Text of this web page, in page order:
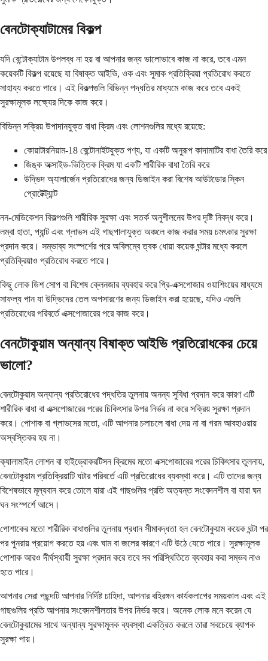
বেনটোক্যাটামের বিকল্প
যদি বেন্টোক্যাটাম উপলব্ধ না হয় বা আপনার জন্য ভালোভাবে কাজ না করে, তবে এমন
কয়েকটি বিকল্প রয়েছে যা বিষাক্ত আইভি, ওক এবং সুমাক প্রতিক্রিয়া প্রতিরোধ করতে
সাহায্য করতে পারে। এই বিকল্পগুলি বিভিন্ন পদ্ধতির মাধ্যমে কাজ করে তবে একই
সুরক্ষামূলক লক্ষ্যের দিকে কাজ করে।
বিভিন্ন সক্রিয় উপাদানযুক্ত বাধা ক্রিম এবং লোশনগুলির মধ্যে রয়েছে:
কোয়াটারনিয়াম-18 বেন্টোনাইটযুক্ত পণ্য, যা একটি অনুরূপ কাদামাটির বাধা তৈরি করে
জিঙ্ক অক্সাইড-ভিত্তিক ক্রিম যা একটি শারীরিক বাধা তৈরি করে
উদ্ভিদ অ্যালার্জেন প্রতিরোধের জন্য ডিজাইন করা বিশেষ আউটডোর স্কিন
প্রোটেক্ট্যান্ট
নন-মেডিকেশন বিকল্পগুলি শারীরিক সুরক্ষা এবং সতর্ক অনুশীলনের উপর দৃষ্টি নিবদ্ধ করে।
লম্বা হাতা, প্যান্ট এবং গ্লাভস এই গাছপালাযুক্ত অঞ্চলে কাজ করার সময় চমৎকার সুরক্ষা
প্রদান করে। সম্ভাব্য সংস্পর্শের পরে অবিলম্বে ত্বক ধোয়া কয়েক ঘন্টার মধ্যে করলে
প্রতিক্রিয়াও প্রতিরোধ করতে পারে।
কিছু লোক ডিশ সোপ বা বিশেষ ক্লেনজার ব্যবহার করে প্রি-এক্সপোজার ওয়াশিংয়ের মাধ্যমে
সাফল্য পান যা উদ্ভিদের তেল অপসারণের জন্য ডিজাইন করা হয়েছে, যদিও এগুলি
প্রতিরোধের পরিবর্তে এক্সপোজারের পরে কাজ করে।
বেনটোকুয়াম অন্যান্য বিষাক্ত আইভি প্রতিরোধকের চেয়ে
ভালো?
বেনটোকুয়াম অন্যান্য প্রতিরোধের পদ্ধতির তুলনায় অনন্য সুবিধা প্রদান করে কারণ এটি
শারীরিক বাধা বা এক্সপোজারের পরের চিকিৎসার উপর নির্ভর না করে সক্রিয় সুরক্ষা প্রদান
করে। পোশাক বা গ্লাভসের মতো, এটি আপনার চলাচলে বাধা দেয় না বা গরম আবহাওয়ায়
অস্বস্তিকর হয় না।
ক্যালামাইন লোশন বা হাইড্রোকরটিসন ক্রিমের মতো এক্সপোজারের পরের চিকিৎসার তুলনায়,
বেনটোকুয়াম প্রতিক্রিয়াটি ঘটার পরিবর্তে এটি প্রতিরোধের ব্যবস্থা করে। এটি তাদের জন্য
বিশেষভাবে মূল্যবান করে তোলে যারা এই গাছগুলির প্রতি অত্যন্ত সংবেদনশীল বা যারা ঘন
ঘন সংস্পর্শে আসে।
পোশাকের মতো শারীরিক বাধাগুলির তুলনায় প্রধান সীমাবদ্ধতা হল বেনটোকুয়াম কয়েক ঘন্টা পর
পর পুনরায় প্রয়োগ করতে হয় এবং ঘাম বা জলের কারণে এটি উঠে যেতে পারে। সুরক্ষামূলক
পোশাক আরও দীর্ঘস্থায়ী সুরক্ষা প্রদান করে তবে সব পরিস্থিতিতে ব্যবহার করা সম্ভব নাও
হতে পারে।
আপনার সেরা পছন্দটি আপনার নির্দিষ্ট চাহিদা, আপনার বহিরঙ্গন কার্যকলাপের সময়কাল এবং এই
গাছগুলির প্রতি আপনার সংবেদনশীলতার উপর নির্ভর করে। অনেক লোক মনে করেন যে
বেনটোকুয়ামের সাথে অন্যান্য সুরক্ষামূলক ব্যবস্থা একত্রিত করলে তারা সবচেয়ে ব্যাপক
সুরক্ষা পায়।